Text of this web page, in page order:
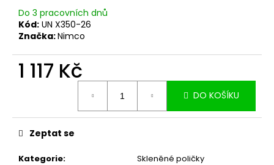
Do 3 pracovních dnů
Kód: UN X350-26
Značka:Nimco
1 117 Kč
DO KOŠÍKU
Kategorie:
Skleněné poličky
Zeptat se
u
č
u
j
e